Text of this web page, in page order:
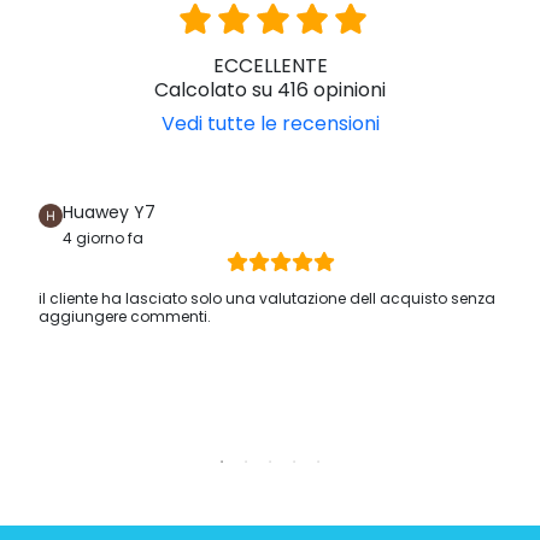
ECCELLENTE
Calcolato su 416 opinioni
Vedi tutte le recensioni
Huawey Y7
4 giorno fa
il cliente ha lasciato solo una valutazione dell acquisto senza
aggiungere commenti.